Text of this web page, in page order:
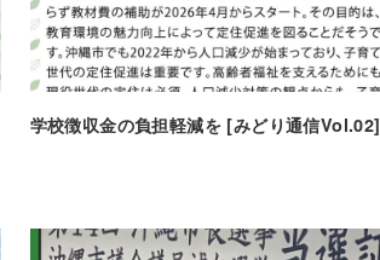
学校徴収金の負担軽減を [みどり通信Vol.02]